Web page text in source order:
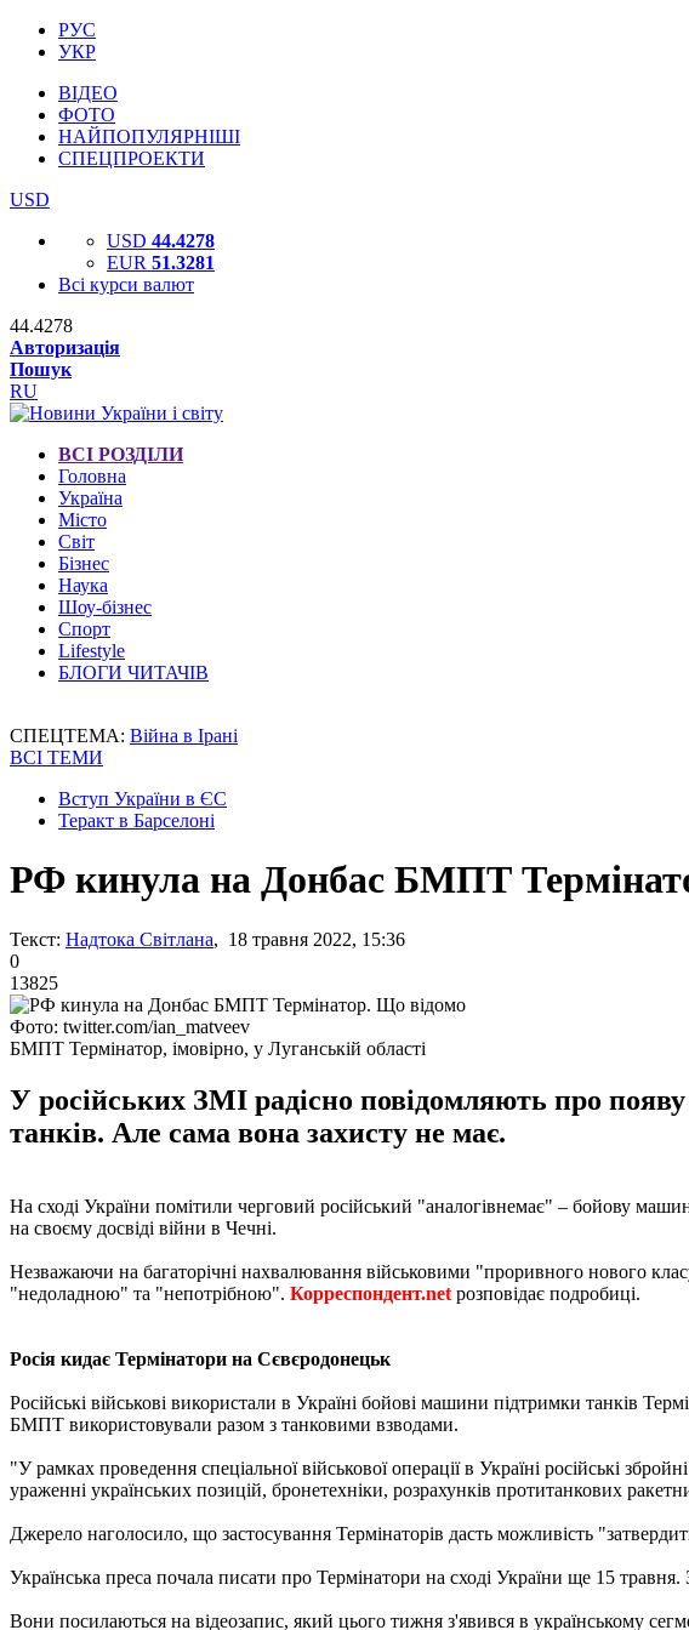
РУС
УКР
ВІДЕО
ФОТО
НАЙПОПУЛЯРНІШІ
СПЕЦПРОЕКТИ
USD
USD 44.4278
EUR 51.3281
Всі курси валют
44.4278
Авторизація
Пошук
RU
ВСІ РОЗДІЛИ
Головна
Україна
Місто
Світ
Бізнес
Наука
Шоу-бізнес
Спорт
Lifestyle
БЛОГИ ЧИТАЧІВ
СПЕЦТЕМА: Війна в Ірані
ВСІ ТЕМИ
Вступ України в ЄС
Теракт в Барселоні
РФ кинула на Донбас БМПТ
Текст: Надтока Світлана, 18 травня 2022, 15:36
0
13825
Фото: twitter.com/ian_matveev
БМПТ Термінатор, імовірно, у Луганській області
У російських ЗМІ радісно повідомляють про
танків. Але сама вона захисту не має.
На сході України помітили черговий російський "аналогівнемає" – бойову
на своєму досвіді війни в ​​Чечні.
Незважаючи на багаторічні нахвалювання військовими "проривного нового
"недоладною" та "непотрібною". Корреспондент.net розповідає подробиці.
Росія кидає Термінатори на Сєвєродонецьк
Російські військові використали в Україні бойові машини підтримки танків
БМПТ використовували разом з танковими взводами.
"У рамках проведення спеціальної військової операції в Україні російські
ураженні українських позицій, бронетехніки, розрахунків протитанкових
Джерело наголосило, що застосування Термінаторів дасть можливість
Українська преса почала писати про Термінатори на сході України ще 15
Вони посилаються на відеозапис, який цього тижня з'явився в українському